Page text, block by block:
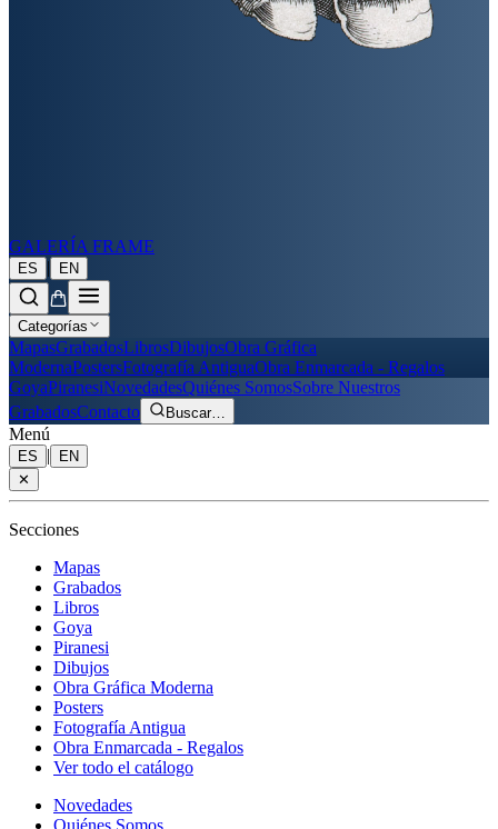
GALERÍA FRAME
ES | EN
Categorías
MapasGrabadosLibrosDibujosObra Gráfica
ModernaPostersFotografía AntiguaObra Enmarcada - Regalos
GoyaPiranesiNovedadesQuiénes SomosSobre Nuestros
GrabadosContacto Buscar…
Menú
ES |
EN
✕
Secciones
Mapas
Grabados
Libros
Goya
Piranesi
Dibujos
Obra Gráfica Moderna
Posters
Fotografía Antigua
Obra Enmarcada - Regalos
Ver todo el catálogo
Novedades
Quiénes Somos